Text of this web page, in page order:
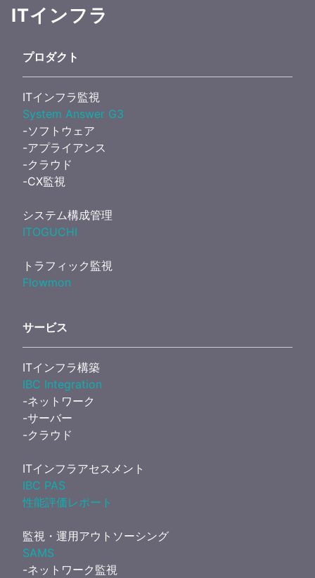
ITインフラ
プロダクト
ITインフラ監視
System Answer G3
-ソフトウェア
-アプライアンス
-クラウド
-CX監視
システム構成管理
ITOGUCHI
トラフィック監視
Flowmon
サービス
ITインフラ構築
IBC Integration
-ネットワーク
-サーバー
-クラウド
ITインフラアセスメント
IBC PAS
性能評価レポート
監視・運用アウトソーシング
SAMS
-ネットワーク監視